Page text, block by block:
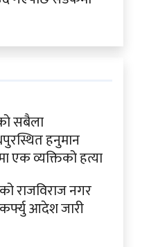
सबैला
हनुमान
एक व्यक्तिको हत्या
राजविराज नगर
कर्फ्यु आदेश जारी